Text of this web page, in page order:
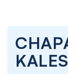
the
beginning